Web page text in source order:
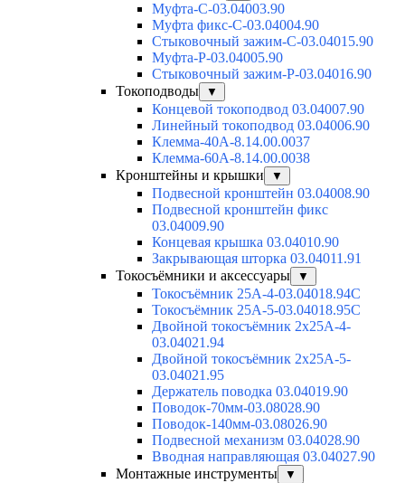
Муфта-С-03.04003.90
Муфта фикс-С-03.04004.90
Стыковочный зажим-С-03.04015.90
Муфта-Р-03.04005.90
Стыковочный зажим-Р-03.04016.90
Токоподводы
▼
Концевой токоподвод 03.04007.90
Линейный токоподвод 03.04006.90
Клемма-40А-8.14.00.0037
Клемма-60А-8.14.00.0038
Кронштейны и крышки
▼
Подвесной кронштейн 03.04008.90
Подвесной кронштейн фикс
03.04009.90
Концевая крышка 03.04010.90
Закрывающая шторка 03.04011.91
Токосъёмники и аксессуары
▼
Токосъёмник 25А-4-03.04018.94C
Токосъёмник 25А-5-03.04018.95C
Двойной токосъёмник 2х25А-4-
03.04021.94
Двойной токосъёмник 2х25А-5-
03.04021.95
Держатель поводка 03.04019.90
Поводок-70мм-03.08028.90
Поводок-140мм-03.08026.90
Подвесной механизм 03.04028.90
Вводная направляющая 03.04027.90
Монтажные инструменты
▼